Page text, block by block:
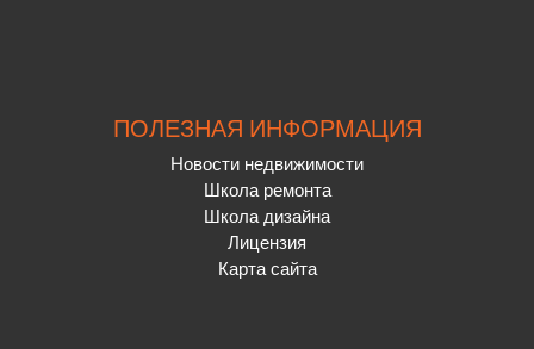
ПОЛЕЗНАЯ ИНФОРМАЦИЯ
Новости недвижимости
Школа ремонта
Школа дизайна
Лицензия
Карта сайта